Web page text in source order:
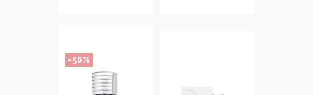
-56%